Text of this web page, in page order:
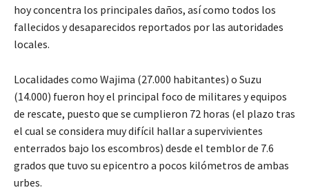
hoy concentra los principales daños, así como todos los
fallecidos y desaparecidos reportados por las autoridades
locales.
Localidades como Wajima (27.000 habitantes) o Suzu
(14.000) fueron hoy el principal foco de militares y equipos
de rescate, puesto que se cumplieron 72 horas (el plazo tras
el cual se considera muy difícil hallar a supervivientes
enterrados bajo los escombros) desde el temblor de 7.6
grados que tuvo su epicentro a pocos kilómetros de ambas
urbes.